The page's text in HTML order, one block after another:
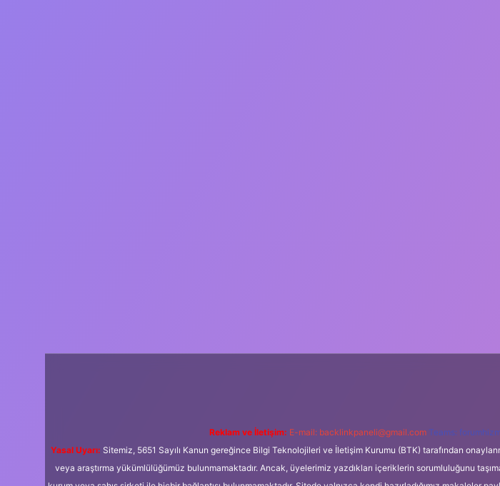
Reklam ve İletişim: E-mail: backlinkpaneli@gmail.com Teams:
Yasal Uyarı: Sitemiz, 5651 Sayılı Kanun gereğince Bilgi Teknolojileri ve İletişim Kurumu (BTK) tarafından
veya araştırma yükümlülüğümüz bulunmamaktadır. Ancak, üyelerimiz yazdıkları içeriklerin sorumluluğunu